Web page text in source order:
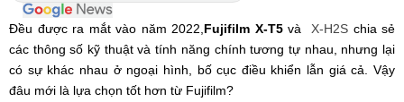
Đều được ra mắt vào năm 2022, Fujifilm X-T5và X-H2S chia sẻ
các thông số kỹ thuật và tính năng chính tương tự nhau, nhưng lại
có sự khác nhau ở ngoại hình, bố cục điều khiển lẫn giá cả. Vậy
đâu mới là lựa chọn tốt hơn từ Fujifilm?